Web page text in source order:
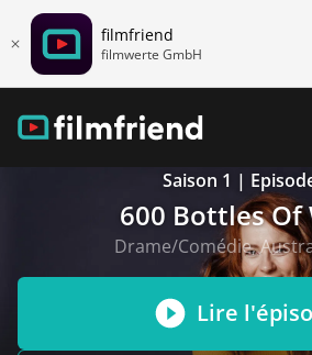
filmfriend
filmwerte GmbH
Saison 1 |
600 Bottles Of
Drame/Comédie,
Lire